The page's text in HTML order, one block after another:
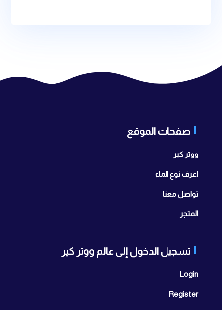
صفحات الموقع
ووتر كير
اعرف نوع الماء
تواصل معنا
المتجر
تسجيل الدخول إلى عالم ووتر كير
Login
Register